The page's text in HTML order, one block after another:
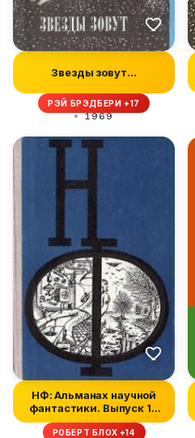
Звезды зовут…
РЭЙ БРЭДБЕРИ +17
1969
НФ: Альманах научной
фантастики. Выпуск 17
(1976)
РОБЕРТ БЛОХ +14